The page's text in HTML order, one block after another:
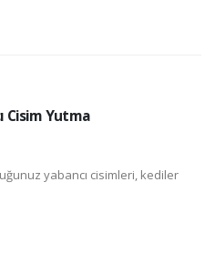
Cisim Yutma
yabancı cisimleri, kediler